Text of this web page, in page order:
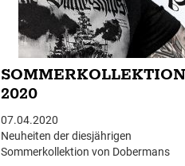
SOMMERKOLLEKTION
2020
07.04.2020
Neuheiten der diesjährigen
Sommerkollektion von Dobermans